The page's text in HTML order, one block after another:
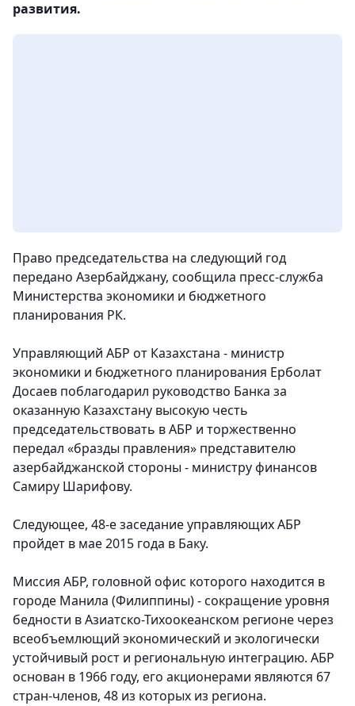
развития.
Право председательства на следующий год
передано Азербайджану, сообщила пресс-служба
Министерства экономики и бюджетного
планирования РК.
Управляющий АБР от Казахстана - министр
экономики и бюджетного планирования Ерболат
Досаев поблагодарил руководство Банка за
оказанную Казахстану высокую честь
председательствовать в АБР и торжественно
передал «бразды правления» представителю
азербайджанской стороны - министру финансов
Самиру Шарифову.
Следующее, 48-е заседание управляющих АБР
пройдет в мае 2015 года в Баку.
Миссия АБР, головной офис которого находится в
городе Манила (Филиппины) - сокращение уровня
бедности в Азиатско-Тихоокеанском регионе через
всеобъемлющий экономический и экологически
устойчивый рост и региональную интеграцию. АБР
основан в 1966 году, его акционерами являются 67
стран-членов, 48 из которых из региона.